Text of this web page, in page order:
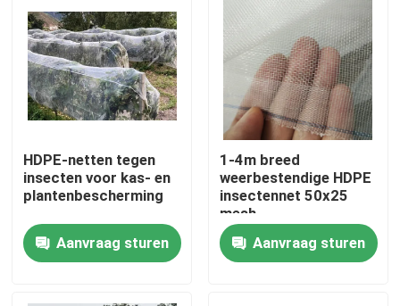
Thuis
HDPE-netten tegen
insecten voor kas- en
plantenbescherming
Aanvraag sturen
1-4m breed
weerbestendige HDPE
insectennet 50x25
mesh
Aanvraag sturen